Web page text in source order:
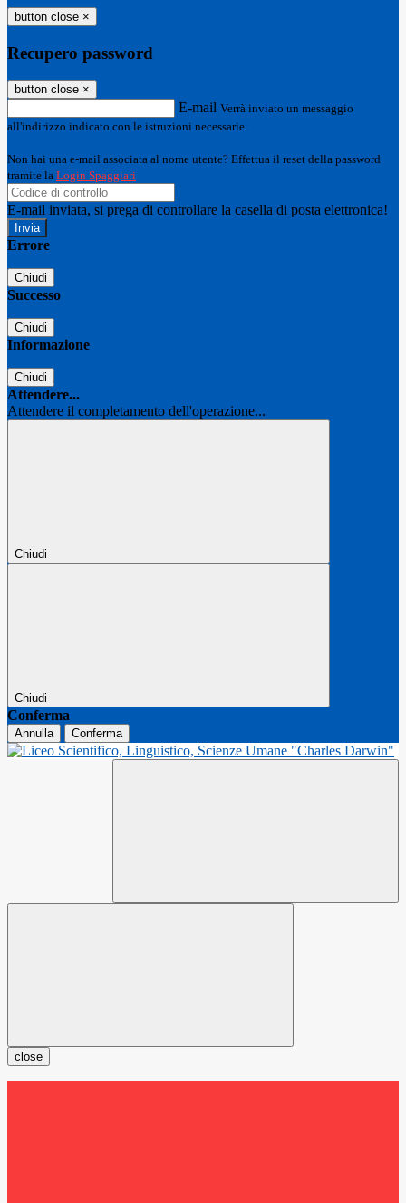
button close ×
Recupero password
button close ×
E-mail Verrà inviato un messaggio
all'indirizzo indicato con le istruzioni necessarie.
Non hai una e-mail associata al nome utente? Effettua il reset della password
tramite la Login Spaggiari
E-mail inviata, si prega di controllare la casella di posta elettronica!
Errore
Chiudi
Successo
Chiudi
Informazione
Chiudi
Attendere...
Attendere il completamento dell'operazione...
Chiudi
Chiudi
Conferma
Annulla Conferma
close